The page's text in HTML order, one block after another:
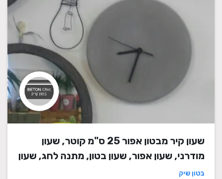
שעון קיר מבטון אפור 25 ס"מ קוטר, שעון
מודרני, שעון אפור, שעון בטון, מתנה לחג, שעון
מעוצב, שעון מיוחד, שעון תעשייתי, שעון לסלון,
בטון שיק